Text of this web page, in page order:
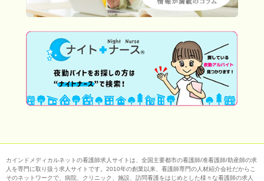
カインドメディカルネットの看護師求人サイトは、全国主要都市の看護師/准看護師/助産師の求
人を専門に取り扱う求人サイトです。2010年の創業以来、看護師専門の人材紹介会社だからこ
そのネットワークで、病院、クリニック、施設、訪問看護をはじめとした様々な看護師の求人